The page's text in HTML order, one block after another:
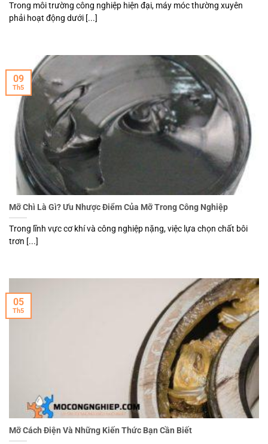
Trong môi trường công nghiệp hiện đại, máy móc thường xuyên
phải hoạt động dưới [...]
Mỡ Chì Là Gì? Ưu Nhược Điểm Của Mỡ Trong Công Nghiệp
Trong lĩnh vực cơ khí và công nghiệp nặng, việc lựa chọn chất bôi
trơn [...]
09
Th5
Mỡ Cách Điện Và Những Kiến Thức Bạn Cần Biết
05
Th5